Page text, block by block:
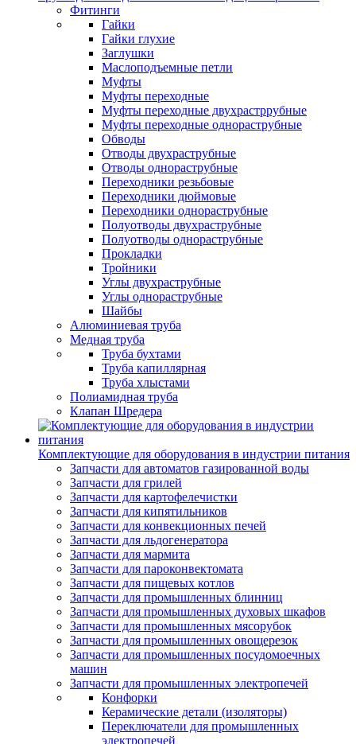
Фитинги
Гайки
Гайки глухие
Заглушки
Маслоподъемные петли
Муфты
Муфты переходные
Муфты переходные двухрастррубные
Муфты переходные однораструбные
Обводы
Отводы двухраструбные
Отводы однораструбные
Переходники резьбовые
Переходники дюймовые
Переходники однораструбные
Полуотводы двухраструбные
Полуотводы однораструбные
Прокладки
Тройники
Углы двухраструбные
Углы однораструбные
Шайбы
Алюминиевая труба
Медная труба
Труба бухтами
Труба капиллярная
Труба хлыстами
Полиамидная труба
Клапан Шредера
Комплектующие для оборудования в индустрии питания
Запчасти для автоматов газированной воды
Запчасти для грилей
Запчасти для картофелечистки
Запчасти для кипятильников
Запчасти для конвекционных печей
Запчасти для льдогенератора
Запчасти для мармита
Запчасти для пароконвектомата
Запчасти для пищевых котлов
Запчасти для промышленных блинниц
Запчасти для промышленных духовых шкафов
Запчасти для промышленных мясорубок
Запчасти для промышленных овощерезок
Запчасти для промышленных посудомоечных
машин
Запчасти для промышленных электропечей
Конфорки
Керамические детали (изоляторы)
Переключатели для промышленных
электропечей